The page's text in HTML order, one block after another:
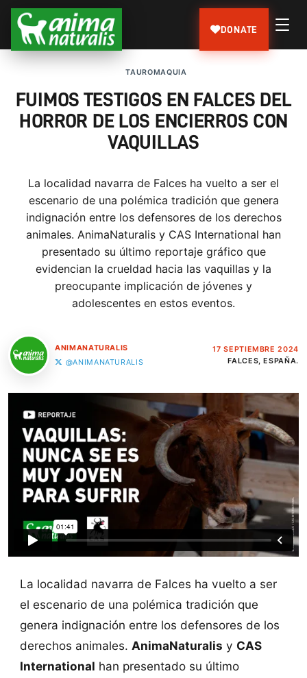
DONATE
TAUROMAQUIA
FUIMOS TESTIGOS EN FALCES DEL
HORROR DE LOS ENCIERROS CON
VAQUILLAS
La localidad navarra de Falces ha vuelto a ser el
escenario de una polémica tradición que genera
indignación entre los defensores de los derechos
animales. AnimaNaturalis y CAS International han
presentado su último reportaje gráfico que
evidencian la crueldad hacia las vaquillas y la
preocupante implicación de jóvenes y
adolescentes en estos eventos.
ANIMANATURALIS
@ANIMANATURALIS
17 SEPTIEMBRE 2024
FALCES, ESPAÑA.
La localidad navarra de Falces ha vuelto a ser
el escenario de una polémica tradición que
genera indignación entre los defensores de los
derechos animales. AnimaNaturalis y CAS
International han presentado su último